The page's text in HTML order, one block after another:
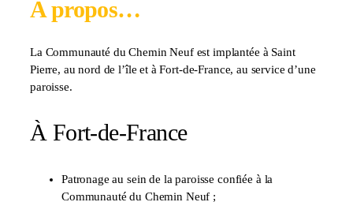
A propos…
La Communauté du Chemin Neuf est implantée à Saint
Pierre, au nord de l’île et à Fort-de-France, au service d’une
paroisse.
À Fort-de-France
Patronage au sein de la paroisse confiée à la
Communauté du Chemin Neuf ;